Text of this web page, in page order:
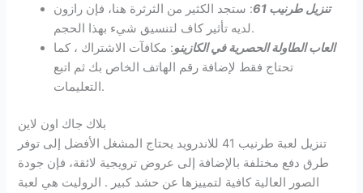
تنزيل طرنيب 61
: ستجد الكثير من الثرثرة هنا، فإن رازون
لديه تأثير كاف لتنسيق شيء بهذا الحجم.
العاب الطاولة الحصرية في الكازينو: مكافآت الاشتراك ، كما
تحتاج فقط لإضافة رقم الهاتف الخاص بك ثم اتبع
التعليمات.
بلاك جاك اون لاين
تنزيل لعبة طرنيب 41 للاندرويد يحتاج المشغل الأفضل إلى توفر
طرق دفع مختلفة بالإضافة إلى عروض ترويجية لائقة، فإن جودة
الصور العالية كافية لتمييزها عن حشد كبير . الروليت هي لعبة